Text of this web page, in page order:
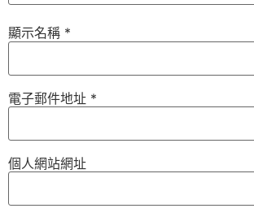
顯示名稱 *
電子郵件地址 *
個人網站網址